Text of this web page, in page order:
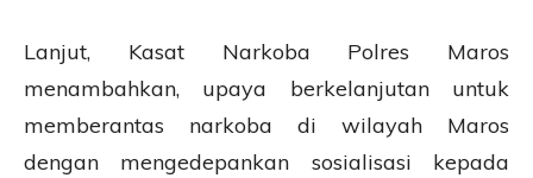
Lanjut, Kasat Narkoba Polres Maros
menambahkan, upaya berkelanjutan untuk
memberantas narkoba di wilayah Maros
dengan mengedepankan sosialisasi kepada